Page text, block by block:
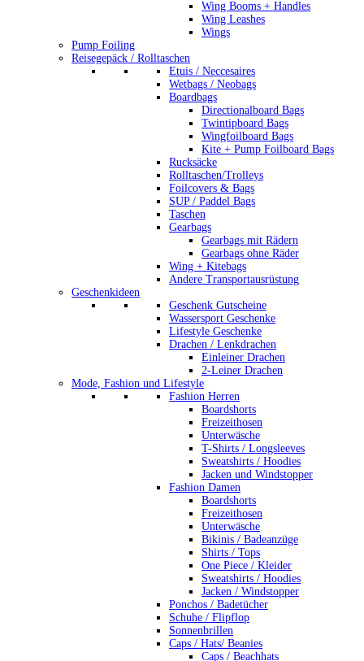
Wing Booms + Handles
Wing Leashes
Wings
Pump Foiling
Reisegepäck / Rolltaschen
Etuis / Neccesaires
Wetbags / Neobags
Boardbags
Directionalboard Bags
Twintipboard Bags
Wingfoilboard Bags
Kite + Pump Foilboard Bags
Rucksäcke
Rolltaschen/Trolleys
Foilcovers & Bags
SUP / Paddel Bags
Taschen
Gearbags
Gearbags mit Rädern
Gearbags ohne Räder
Wing + Kitebags
Andere Transportausrüstung
Geschenkideen
Geschenk Gutscheine
Wassersport Geschenke
Lifestyle Geschenke
Drachen / Lenkdrachen
Einleiner Drachen
2-Leiner Drachen
Mode, Fashion und Lifestyle
Fashion Herren
Boardshorts
Freizeithosen
Unterwäsche
T-Shirts / Longsleeves
Sweatshirts / Hoodies
Jacken und Windstopper
Fashion Damen
Boardshorts
Freizeithosen
Unterwäsche
Bikinis / Badeanzüge
Shirts / Tops
One Piece / Kleider
Sweatshirts / Hoodies
Jacken / Windstopper
Ponchos / Badetücher
Schuhe / Flipflop
Sonnenbrillen
Caps / Hats/ Beanies
Caps / Beachhats